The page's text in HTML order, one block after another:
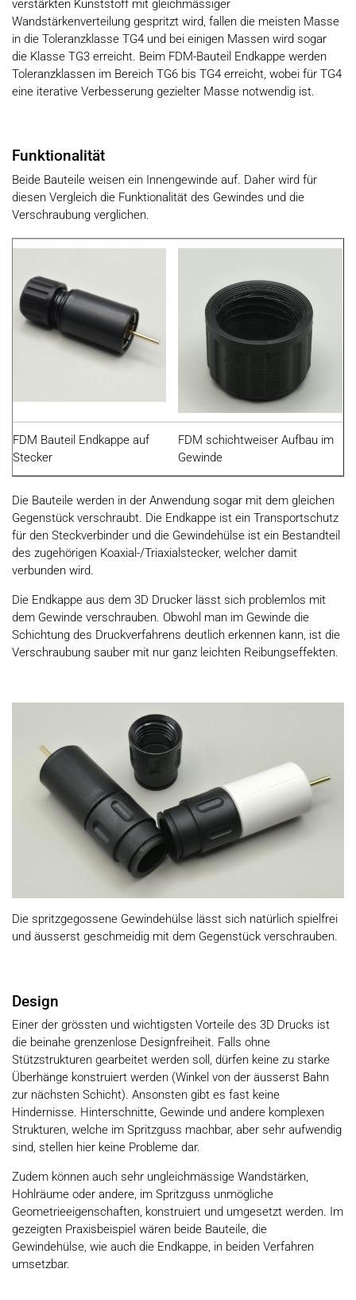
verstärkten Kunststoff mit gleichmässiger
Wandstärkenverteilung gespritzt wird, fallen die meisten Masse
in die Toleranzklasse TG4 und bei einigen Massen wird sogar
die Klasse TG3 erreicht. Beim FDM-Bauteil Endkappe werden
Toleranzklassen im Bereich TG6 bis TG4 erreicht, wobei für TG4
eine iterative Verbesserung gezielter Masse notwendig ist.
Funktionalität
Beide Bauteile weisen ein Innengewinde auf. Daher wird für
diesen Vergleich die Funktionalität des Gewindes und die
Verschraubung verglichen.
FDM Bauteil Endkappe auf
Stecker
FDM schichtweiser Aufbau im
Gewinde
Die Bauteile werden in der Anwendung sogar mit dem gleichen
Gegenstück verschraubt. Die Endkappe ist ein Transportschutz
für den Steckverbinder und die Gewindehülse ist ein Bestandteil
des zugehörigen Koaxial-/Triaxialstecker, welcher damit
verbunden wird.
Die Endkappe aus dem 3D Drucker lässt sich problemlos mit
dem Gewinde verschrauben. Obwohl man im Gewinde die
Schichtung des Druckverfahrens deutlich erkennen kann, ist die
Verschraubung sauber mit nur ganz leichten Reibungseffekten.
Die spritzgegossene Gewindehülse lässt sich natürlich spielfrei
und äusserst geschmeidig mit dem Gegenstück verschrauben.
Design
Einer der grössten und wichtigsten Vorteile des 3D Drucks ist
die beinahe grenzenlose Designfreiheit. Falls ohne
Stützstrukturen gearbeitet werden soll, dürfen keine zu starke
Überhänge konstruiert werden (Winkel von der äusserst Bahn
zur nächsten Schicht). Ansonsten gibt es fast keine
Hindernisse. Hinterschnitte, Gewinde und andere komplexen
Strukturen, welche im Spritzguss machbar, aber sehr aufwendig
sind, stellen hier keine Probleme dar.
Zudem können auch sehr ungleichmässige Wandstärken,
Hohlräume oder andere, im Spritzguss unmögliche
Geometrieeigenschaften, konstruiert und umgesetzt werden. Im
gezeigten Praxisbeispiel wären beide Bauteile, die
Gewindehülse, wie auch die Endkappe, in beiden Verfahren
umsetzbar.